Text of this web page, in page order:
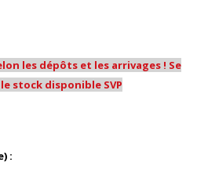
les dépôts et les arrivages ! Se
stock disponible SVP
: